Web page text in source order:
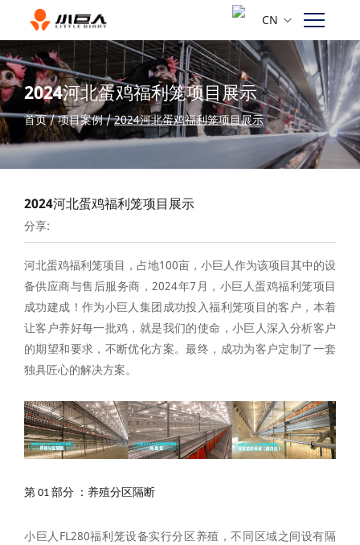
CN
2024河北蛋鸡福利笼项目展示
首页 / 项目案例 / 2024河北蛋鸡福利笼项目展示
2024河北蛋鸡福利笼项目展示
分享:
河北蛋鸡福利笼项目，占地100亩，小巨人作为该项目其中的设
备供应商与售后服务商，2024年7月，小巨人蛋鸡福利笼项目
成功建成！作为小巨人集团成功投入福利笼项目的客户，本着
让客户养好每一批鸡，就是我们的使命，小巨人深入分析客户
的期望和要求，不断优化方案。最终，成功为客户定制了一套
独具匠心的解决方案。
第 01 部分 ：养殖分区隔断
小巨人FL280福利笼设备实行分区养殖，不同区域之间设有隔